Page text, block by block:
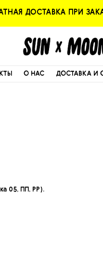
ДОСТАВКА ПРИ
О НАС ДОСТАВКА И
05, ПП, PP).